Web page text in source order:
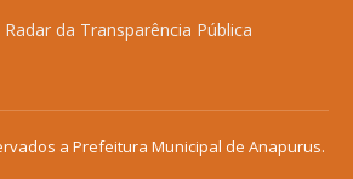
Radar da Transparência Pública
a Prefeitura Municipal de Anapurus.